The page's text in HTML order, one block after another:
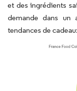
et des ingrédients
demande dans un
tendances de